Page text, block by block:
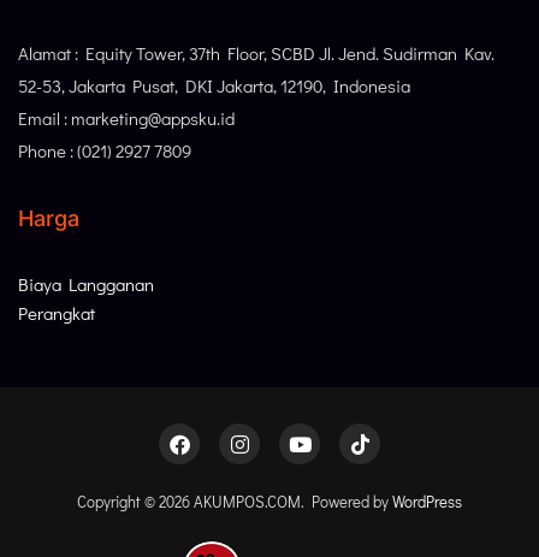
Alamat : Equity Tower, 37th Floor, SCBD Jl. Jend. Sudirman Kav.
52-53, Jakarta Pusat, DKI Jakarta, 12190, Indonesia
Email : marketing@appsku.id
Phone : (021) 2927 7809
Harga
Biaya Langganan
Perangkat
Copyright © 2026 AKUMPOS.COM. Powered byWordPress